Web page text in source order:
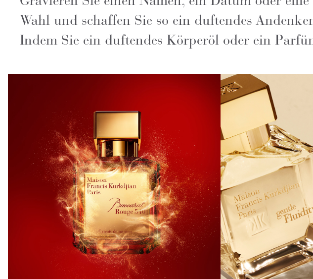
Wahl und schaffen Sie so ein duftendes
Indem Sie ein duftendes Körperöl oder ein